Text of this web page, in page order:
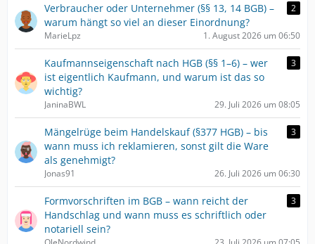
Verbraucher oder Unternehmer (§§ 13, 14 BGB) –
warum hängt so viel an dieser Einordnung?
2
MarieLpz 1. August 2026 um 06:50
Kaufmannseigenschaft nach HGB (§§ 1–6) – wer
ist eigentlich Kaufmann, und warum ist das so
wichtig?
3
JaninaBWL 29. Juli 2026 um 08:05
Mängelrüge beim Handelskauf (§377 HGB) – bis
wann muss ich reklamieren, sonst gilt die Ware
als genehmigt?
3
Jonas91 26. Juli 2026 um 06:30
Formvorschriften im BGB – wann reicht der
Handschlag und wann muss es schriftlich oder
notariell sein?
3